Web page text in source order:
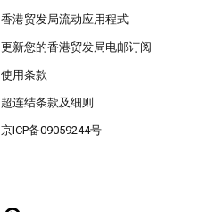
香港贸发局流动应用程式
更新您的香港贸发局电邮订阅
使用条款
超连结条款及细则
京ICP备09059244号